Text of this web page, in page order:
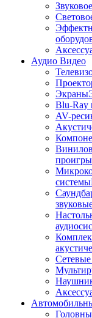
Аудио Видео
Экраны
Blu-Ray
AV-
системы